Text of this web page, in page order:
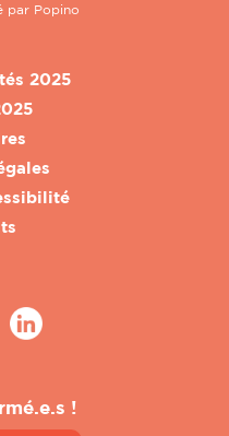
par Popino
2025
!